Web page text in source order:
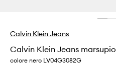
Calvin Klein Jeans
Calvin Klein Jeans marsupio
colore nero LV04G3082G